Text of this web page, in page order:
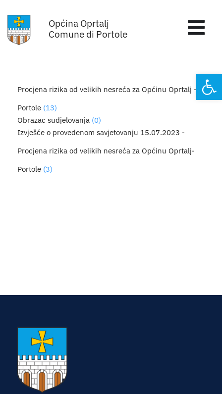
content
Općina Oprtalj
Comune di Portole
Općinska uprava
Sa sjednica vijeća
Za građane
Procjena rizika od velikih nesreća za Općinu Oprtalj -
Portole(13)
Obrazac sudjelovanja (0)
Izvješće o provedenom savjetovanju 15.07.2023 -
Procjena rizika od velikih nesreća za Općinu Oprtalj-
Portole(3)